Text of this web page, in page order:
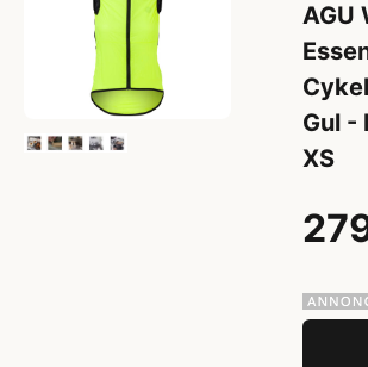
AGU
Gul -
XS